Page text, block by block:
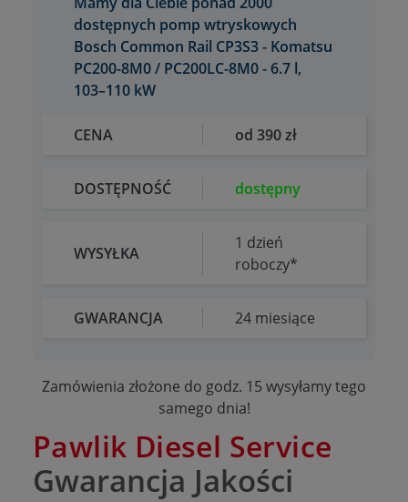
dostępnych pomp wtryskowych
Bosch Common Rail CP3S3 - Komatsu
PC200-8M0 / PC200LC-8M0 - 6.7 l,
103–110 kW
CENA od 390 zł
DOSTĘPNOŚĆ dostępny
WYSYŁKA
1 dzień
roboczy*
GWARANCJA 24 miesiące
Zamówienia złożone do godz. 15 wysyłamy tego
samego dnia!
Pawlik Diesel Service
Gwarancja Jakości